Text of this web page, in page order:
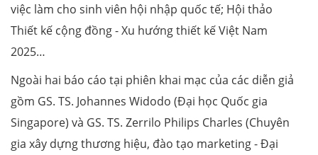
việc làm cho sinh viên hội nhập quốc tế; Hội thảo
Thiết kế cộng đồng - Xu hướng thiết kế Việt Nam
2025…
Ngoài hai báo cáo tại phiên khai mạc của các diễn giả
gồm GS. TS. Johannes Widodo (Đại học Quốc gia
Singapore) và GS. TS. Zerrilo Philips Charles (Chuyên
gia xây dựng thương hiệu, đào tạo marketing - Đại